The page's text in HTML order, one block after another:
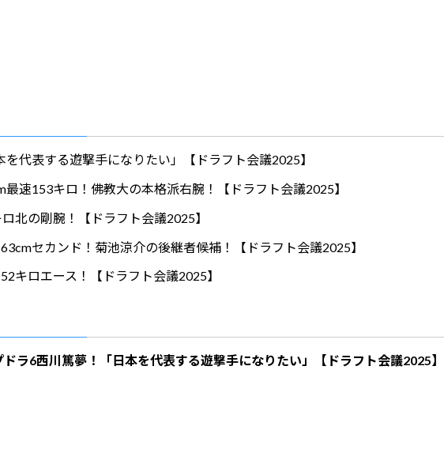
代表する遊撃手になりたい」【ドラフト会議2025】
速153キロ！佛教大の本格派右腕！【ドラフト会議2025】
北の剛腕！【ドラフト会議2025】
セカンド！菊池涼介の後継者候補！【ドラフト会議2025】
キロエース！【ドラフト会議2025】
ドラ6西川篤夢！「日本を代表する遊撃手になりたい」【ドラフト会議2025】